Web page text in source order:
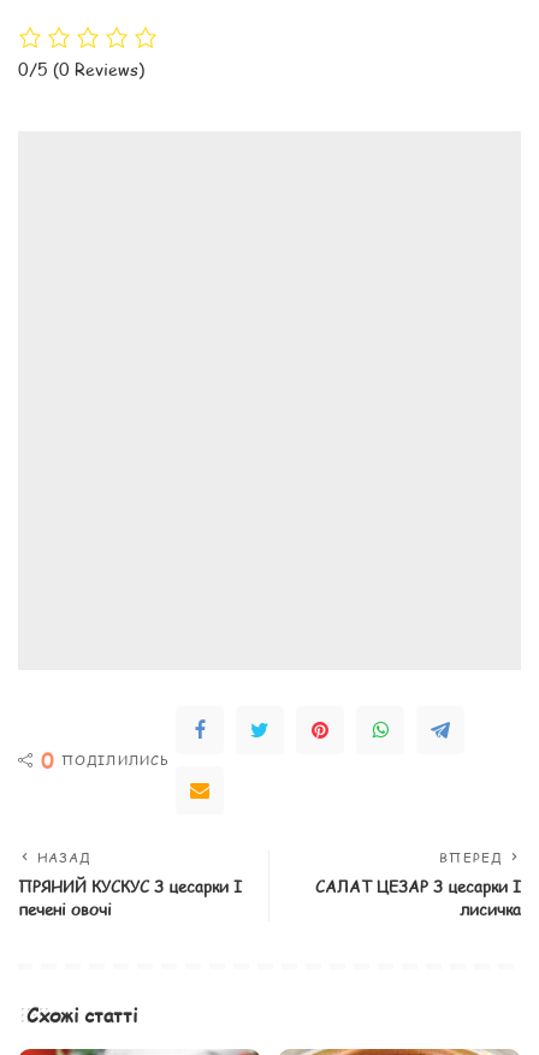
0/5 (0 Reviews)
0 ПОДІЛИЛИСЬ
НАЗАД
ПРЯНИЙ КУСКУС З цесарки І
печені овочі
ВПЕРЕД
САЛАТ ЦЕЗАР З цесарки І
лисичка
Схожі статті